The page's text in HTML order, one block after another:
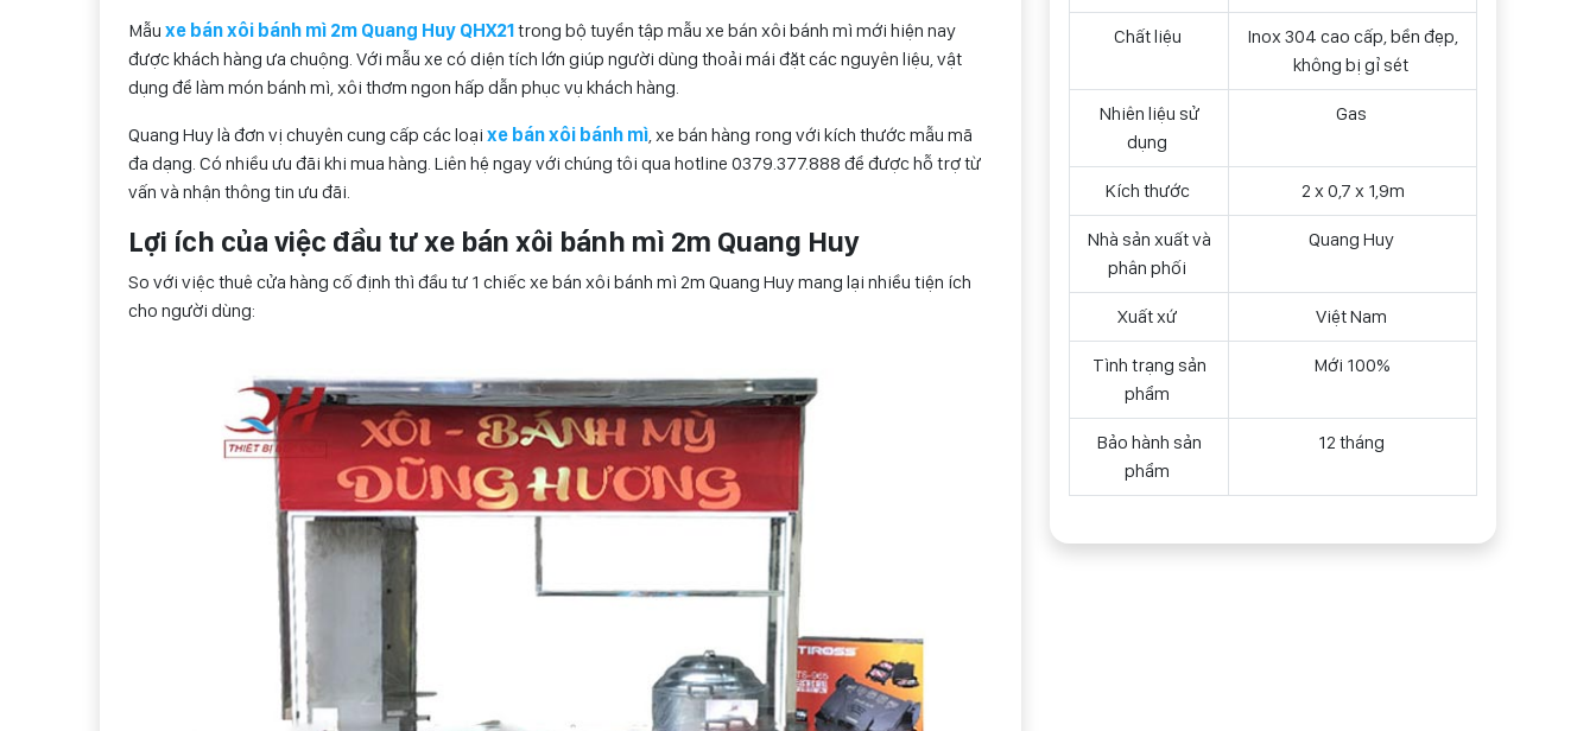
Chất liệu
Inox 304 cao cấp, bền đẹp,
không bị gỉ sét
Nhiên liệu sử
dụng
Gas
Kích thước 2 x 0,7 x 1,9m
Nhà sản xuất và
phân phối
Quang Huy
Xuất xứ Việt Nam
Tình trạng sản
phẩm
Mới 100%
Bảo hành sản
phẩm
12 tháng
Mẫu xe bán xôi bánh mì 2m Quang Huy QHX21trong bộ tuyển tập mẫu xe bán xôi bánh mì mới hiện nay
được khách hàng ưa chuộng. Với mẫu xe có diện tích lớn giúp người dùng thoải mái đặt các nguyên liệu, vật
dụng để làm món bánh mì, xôi thơm ngon hấp dẫn phục vụ khách hàng.
Quang Huy là đơn vị chuyên cung cấp các loại xe bán xôi bánh mì , xe bán hàng rong với kích thước mẫu mã
đa dạng. Có nhiều ưu đãi khi mua hàng. Liên hệ ngay với chúng tôi qua hotline 0379.377.888 để được hỗ trợ từ
vấn và nhận thông tin ưu đãi.
Lợi ích của việc đầu tư xe bán xôi bánh mì 2m Quang Huy
So với việc thuê cửa hàng cố định thì đầu tư 1 chiếc xe bán xôi bánh mì 2m Quang Huy mang lại nhiều tiện ích
cho người dùng: